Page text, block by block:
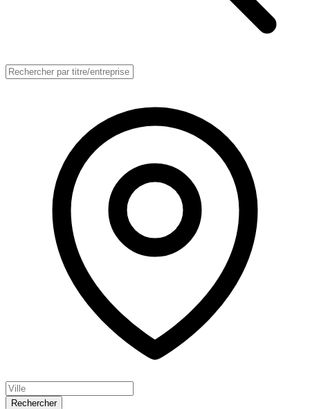
Rechercher